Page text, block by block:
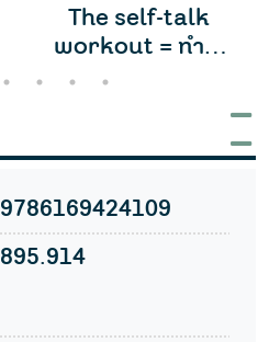
The self-talk
workout = ทำไม
ไม่ลองคุยกับตัวเอง
3 4 5 6
9786169424109
895.914